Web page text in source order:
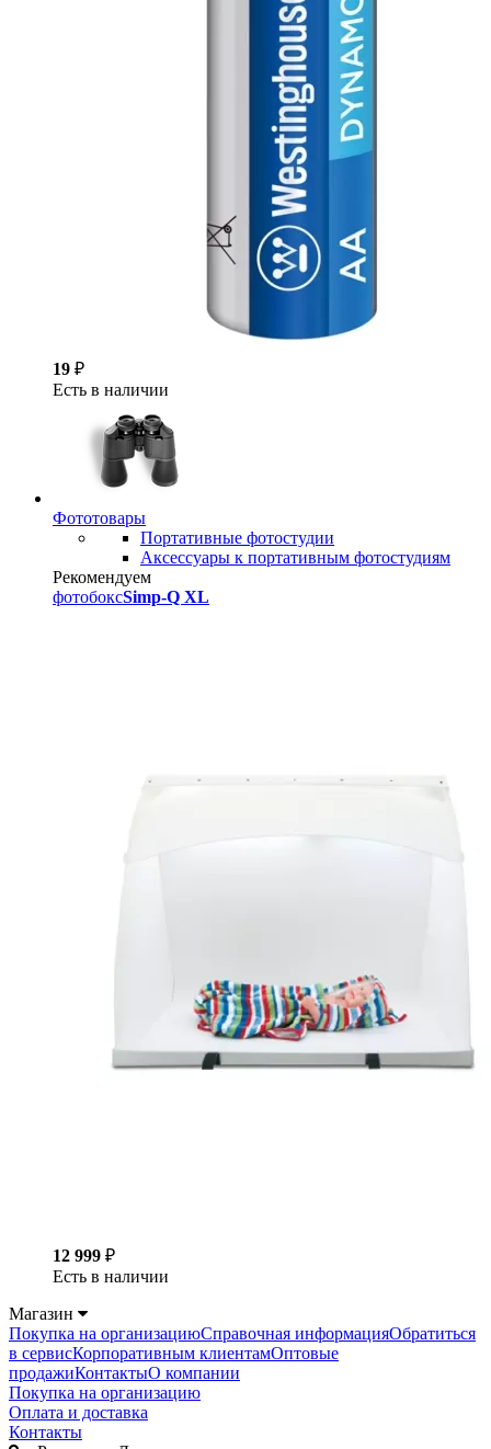
19 ₽
Есть в наличии
Фототовары
Портативные фотостудии
Аксессуары к портативным фотостудиям
Рекомендуем
фотобоксSimp-Q XL
12 999 ₽
Есть в наличии
Магазин
Покупка на организациюСправочная информацияОбратиться
в сервисКорпоративным клиентамОптовые
продажиКонтактыО компании
Покупка на организацию
Оплата и доставка
Контакты